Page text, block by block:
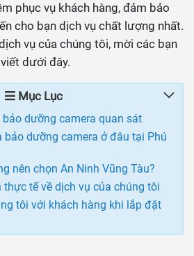
phục vụ khách hàng, đảm bảo
cho bạn dịch vụ chất lượng nhất.
vụ của chúng tôi, mời các bạn
dưới đây.
Mục Lục
dưỡng camera quan sát
bảo dưỡng camera ở đâu tại Phú
nên chọn An Ninh Vũng Tàu?
thực tế về dịch vụ của chúng tôi
tôi với khách hàng khi lắp đặt